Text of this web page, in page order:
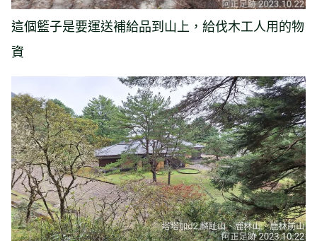
這個籃子是要運送補給品到山上，給伐木工人用的物
資